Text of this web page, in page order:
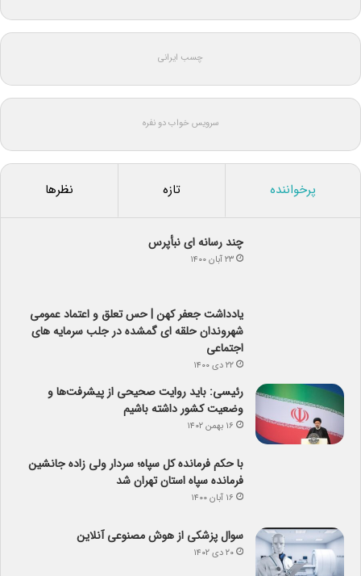
چسب ایرانی
سرویس خواب دو نفره
پرخواننده تازه نظرها
چند رسانه ای نبأپرس
۲۳ آبان ۱۴۰۰
یادداشت جعفر کهن | حس تعلق و اعتماد عمومی
شهروندان حلقه ای گمشده در جلب سرمایه های
اجتماعی
۲۲ دی ۱۴۰۰
رئیسی: باید روایت صحیحی از پیشرفت‌ها و
وضعیت کشور داشته باشیم
۱۶ بهمن ۱۴۰۲
با حکم فرمانده کل سپاه؛ سردار ولی زاده جانشین
فرمانده سپاه استان تهران شد
۱۶ آبان ۱۴۰۰
سوال پزشکی از هوش مصنوعی آنلاین
۲۰ دی ۱۴۰۲